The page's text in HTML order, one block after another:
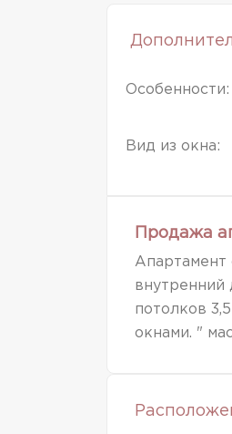
Особенности:
Вид из окна:
Продажа
Апартамент
внутренний
потолков
окнами. "